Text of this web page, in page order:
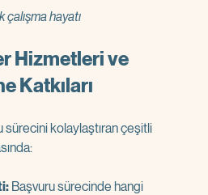
çalışma hayatı
Hizmetleri ve
Katkıları
kolaylaştıran çeşitli
Başvuru sürecinde hangi